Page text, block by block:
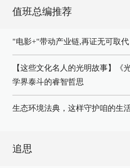
值班总编推荐
"电影+"带动产业链,再证无可取代
【这些文化名人的光明故事】《
学界泰斗的睿智哲思
生态环境法典，这样守护咱的生
追思